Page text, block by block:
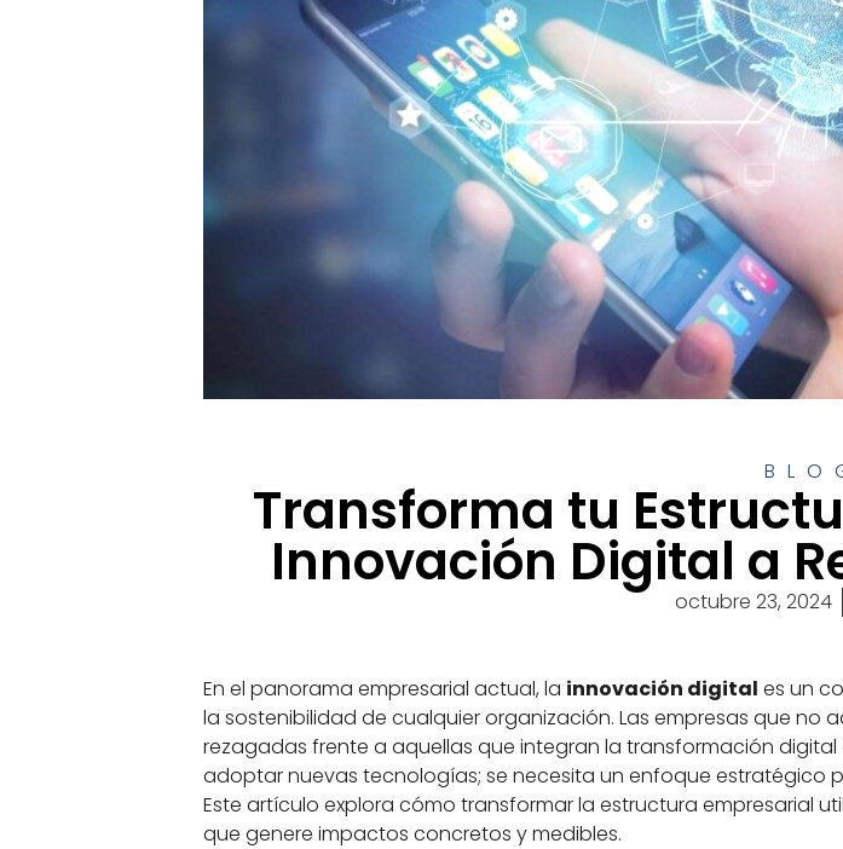
Transforma tu
Innovación Digital a
octubre 23, 2024
En el panorama empresarial actual, la innovación digital es un
la sostenibilidad de cualquier organización. Las empresas que
rezagadas frente a aquellas que integran la transformación digital
adoptar nuevas tecnologías; se necesita un enfoque estratégico
Este artículo explora cómo transformar la estructura empresarial
que genere impactos concretos y medibles.